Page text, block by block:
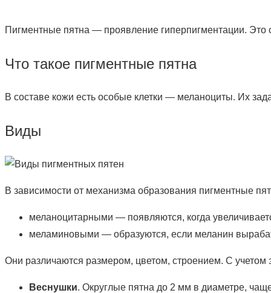
Пигментные пятна — проявление гиперпигментации. Это
Что такое пигментные пятна
В составе кожи есть особые клетки — меланоциты. Их
Виды
В зависимости от механизма образования пигментные
меланоцитарными — появляются, когда
меламиновыми — образуются, если меланин
Они различаются размером, цветом, строением. С учетом
Веснушки. Округлые пятна до 2 мм в диаметре,